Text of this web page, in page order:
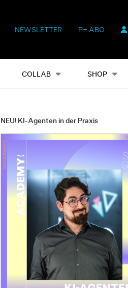
NEWSLETTER P+ ABO
COLLAB SHOP
Shop Heftausgaben Suchen
NEU! KI-Agenten in der Praxis